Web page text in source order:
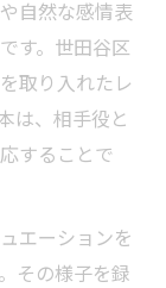
自然な感情表
す。世田谷区
取り入れたレ
は、相手役と
することで
エーションを
その様子を録